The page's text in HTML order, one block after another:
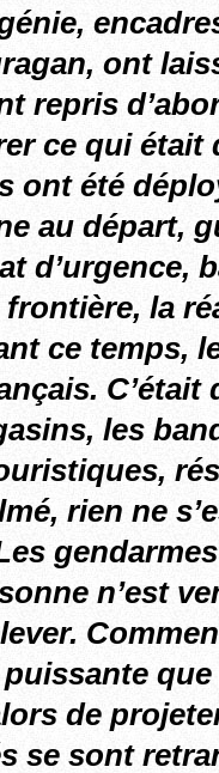
ont
repris
ce qui était
ont été
au départ,
d’urgence,
la
ce temps,
C’était
les
rien ne
n’est
que
de
se sont